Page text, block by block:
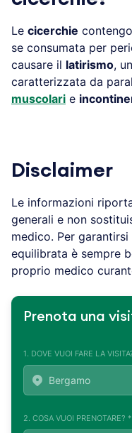
Le cicerchie
se consumata per
causare il latirismo,
caratterizzata da
muscolari e
Disclaimer
Le informazioni
generali e non
medico. Per garantirsi
equilibrata è sempre
proprio medico
Prenota una
1. DOVE VUOI FARE LA
2. COSA VUOI PRENOTARE? *